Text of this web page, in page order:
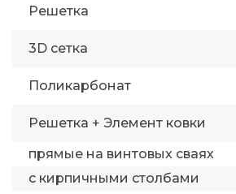
Решетка
3D сетка
Поликарбонат
Решетка + Элемент ковки
прямые на винтовых сваях
с кирпичными столбами